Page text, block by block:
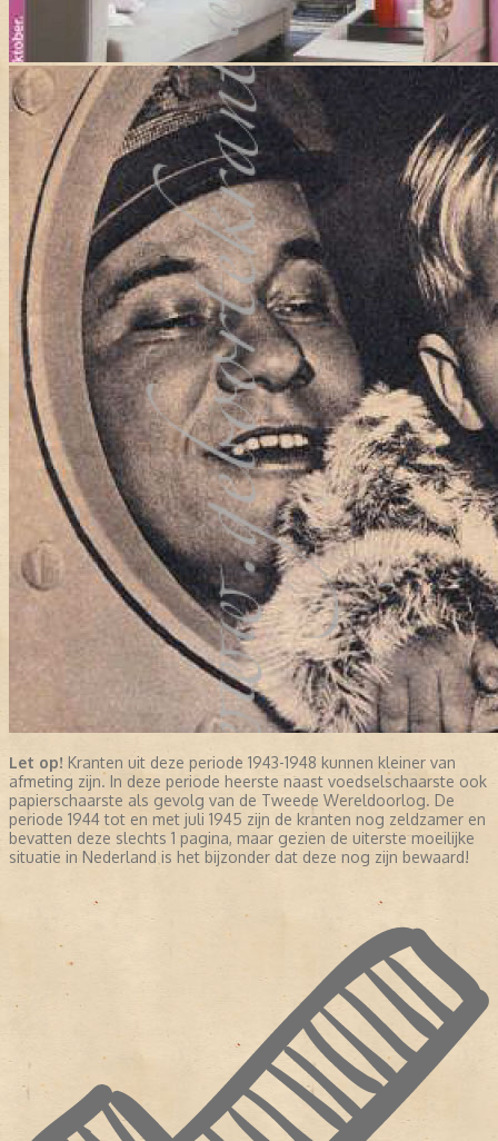
Let op! Kranten uit deze periode 1943-1948 kunnen kleiner van
afmeting zijn. In deze periode heerste naast voedselschaarste ook
papierschaarste als gevolg van de Tweede Wereldoorlog. De
periode 1944 tot en met juli 1945 zijn de kranten nog zeldzamer en
bevatten deze slechts 1 pagina, maar gezien de uiterste moeilijke
situatie in Nederland is het bijzonder dat deze nog zijn bewaard!